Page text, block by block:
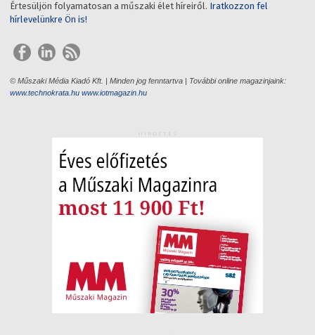
Értesüljön folyamatosan a műszaki élet híreiről. Iratkozzon fel
hírlevelünkre Ön is!
© Műszaki Média Kiadó Kft. | Minden jog fenntartva | További online magazinjaink:
www.technokrata.hu www.iotmagazin.hu
HIRDETÉS